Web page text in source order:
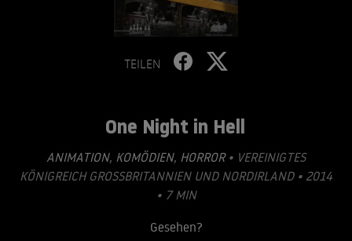
TEILEN
One Night in Hell
ANIMATION, KOMÖDIEN, HORROR• VEREINIGTES
KÖNIGREICH GROSSBRITANNIEN UND NORDIRLAND • 2014
• 7 MIN
Gesehen?